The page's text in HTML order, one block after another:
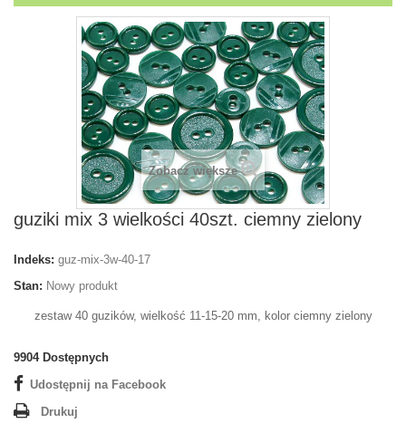
Zobacz większe
guziki mix 3 wielkości 40szt. ciemny zielony
Indeks: guz-mix-3w-40-17
Stan: Nowy produkt
zestaw 40 guzików, wielkość 11-15-20 mm, kolor ciemny zielony
9904 Dostępnych
Udostępnij na Facebook
Drukuj